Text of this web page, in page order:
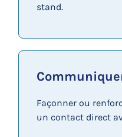
stand.
Façonner ou
un contact direct